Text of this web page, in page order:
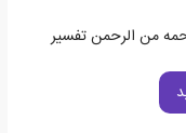
من الرحمن تفسیر